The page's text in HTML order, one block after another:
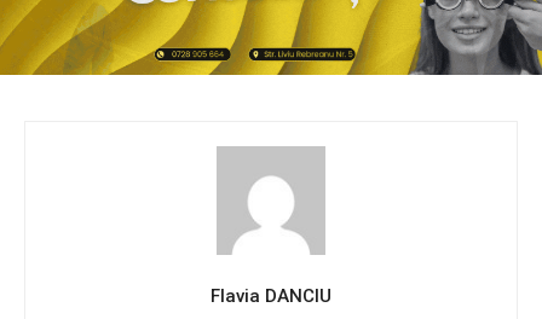
Flavia DANCIU